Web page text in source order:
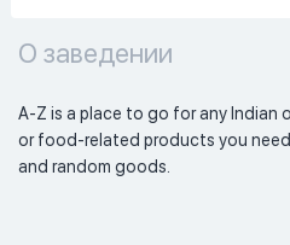
О заведении
A-Z is a place to go for any Indian
or food-related products you
and random goods.